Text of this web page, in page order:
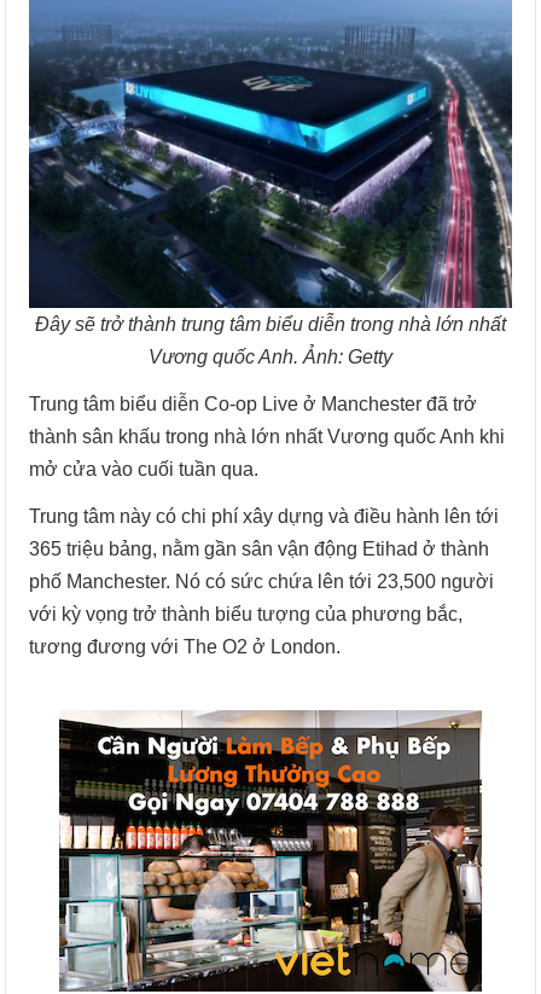
Đây sẽ trở thành trung tâm biểu diễn trong nhà lớn nhất
Vương quốc Anh. Ảnh: Getty
Trung tâm biểu diễn Co-op Live ở Manchester đã trở
thành sân khấu trong nhà lớn nhất Vương quốc Anh khi
mở cửa vào cuối tuần qua.
Trung tâm này có chi phí xây dựng và điều hành lên tới
365 triệu bảng, nằm gần sân vận động Etihad ở thành
phố Manchester. Nó có sức chứa lên tới 23,500 người
với kỳ vọng trở thành biểu tượng của phương bắc,
tương đương với The O2 ở London.